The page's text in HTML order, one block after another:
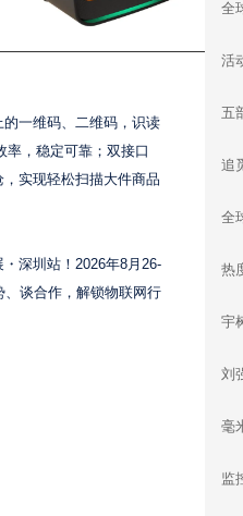
一维码、二维码，识读
，稳定可靠；双接口
实现轻松扫描大件商品
深圳站！2026年8月26-
谈合作，解锁物联网行
全
五
宇
刘